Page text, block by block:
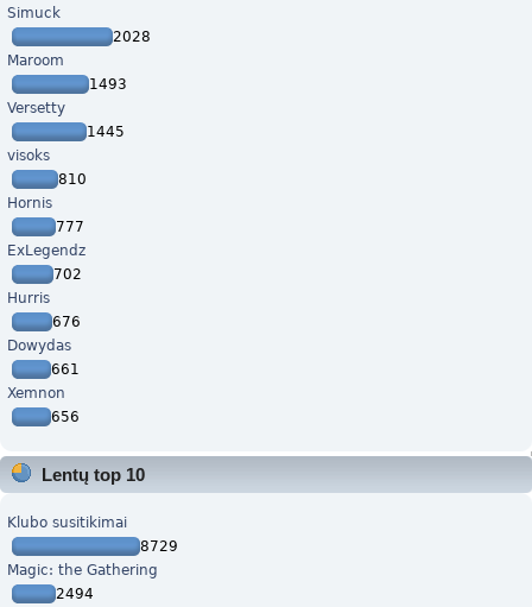
Simuck
2028
Maroom
1493
Versetty
1445
visoks
810
Hornis
777
ExLegendz
702
Hurris
676
Dowydas
661
Xemnon
656
Lentų top 10
Klubo susitikimai
8729
Magic: the Gathering
2494